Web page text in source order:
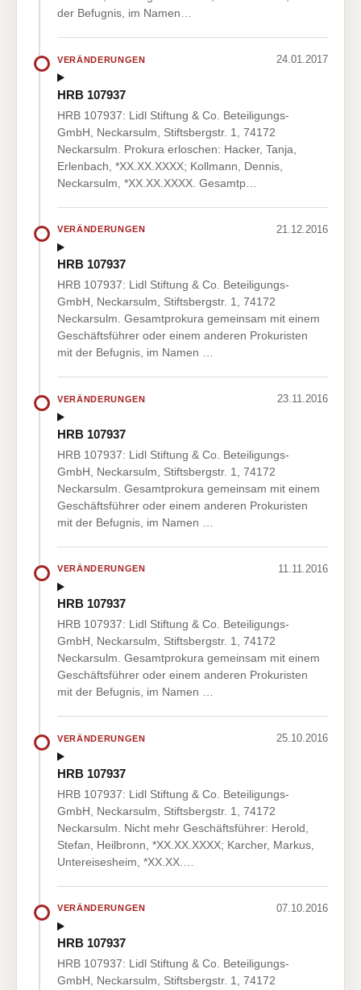
der Befugnis, im Namen…
VERÄNDERUNGEN 24.01.2017
HRB 107937
HRB 107937: Lidl Stiftung & Co. Beteiligungs-
GmbH, Neckarsulm, Stiftsbergstr. 1, 74172
Neckarsulm. Prokura erloschen: Hacker, Tanja,
Erlenbach, *XX.XX.XXXX; Kollmann, Dennis,
Neckarsulm, *XX.XX.XXXX. Gesamtp…
VERÄNDERUNGEN 21.12.2016
HRB 107937
HRB 107937: Lidl Stiftung & Co. Beteiligungs-
GmbH, Neckarsulm, Stiftsbergstr. 1, 74172
Neckarsulm. Gesamtprokura gemeinsam mit einem
Geschäftsführer oder einem anderen Prokuristen
mit der Befugnis, im Namen …
VERÄNDERUNGEN 23.11.2016
HRB 107937
HRB 107937: Lidl Stiftung & Co. Beteiligungs-
GmbH, Neckarsulm, Stiftsbergstr. 1, 74172
Neckarsulm. Gesamtprokura gemeinsam mit einem
Geschäftsführer oder einem anderen Prokuristen
mit der Befugnis, im Namen …
VERÄNDERUNGEN 11.11.2016
HRB 107937
HRB 107937: Lidl Stiftung & Co. Beteiligungs-
GmbH, Neckarsulm, Stiftsbergstr. 1, 74172
Neckarsulm. Gesamtprokura gemeinsam mit einem
Geschäftsführer oder einem anderen Prokuristen
mit der Befugnis, im Namen …
VERÄNDERUNGEN 25.10.2016
HRB 107937
HRB 107937: Lidl Stiftung & Co. Beteiligungs-
GmbH, Neckarsulm, Stiftsbergstr. 1, 74172
Neckarsulm. Nicht mehr Geschäftsführer: Herold,
Stefan, Heilbronn, *XX.XX.XXXX; Karcher, Markus,
Untereisesheim, *XX.XX.…
VERÄNDERUNGEN 07.10.2016
HRB 107937
HRB 107937: Lidl Stiftung & Co. Beteiligungs-
GmbH, Neckarsulm, Stiftsbergstr. 1, 74172